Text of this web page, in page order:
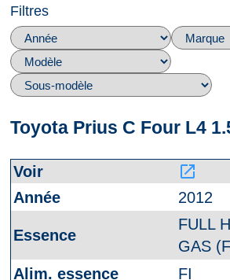
Filtres
Toyota Prius C Four L4
launch
2012
FULL
GAS
FI